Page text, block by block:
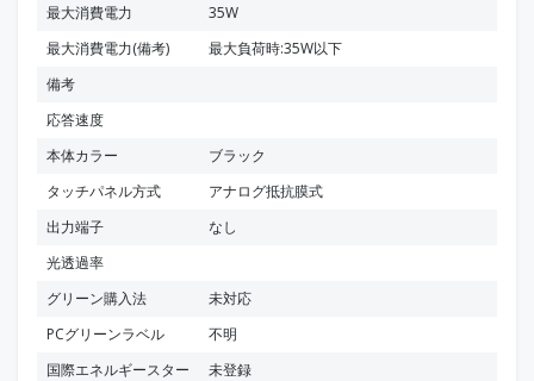
最大消費電力
35W
最大消費電力(備考)
最大負荷時:35W以下
備考
応答速度
本体カラー
ブラック
タッチパネル方式
アナログ抵抗膜式
出力端子
なし
光透過率
グリーン購入法
未対応
PCグリーンラベル
不明
国際エネルギースター
未登録